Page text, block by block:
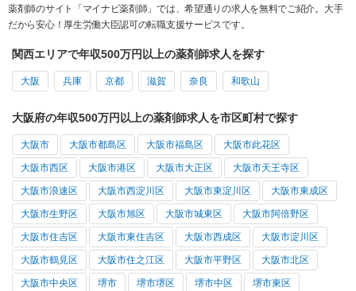
薬剤師のサイト「マイナビ薬剤師」では、希望通りの求人を無料でご紹介。大手
だから安心！厚生労働大臣認可の転職支援サービスです。
関西エリアで年収500万円以上の薬剤師求人を探す
大阪 兵庫 京都 滋賀 奈良 和歌山
大阪府の年収500万円以上の薬剤師求人を市区町村で探す
大阪市 大阪市都島区 大阪市福島区 大阪市此花区
大阪市西区 大阪市港区 大阪市大正区 大阪市天王寺区
大阪市浪速区 大阪市西淀川区 大阪市東淀川区 大阪市東成区
大阪市生野区 大阪市旭区 大阪市城東区 大阪市阿倍野区
大阪市住吉区 大阪市東住吉区 大阪市西成区 大阪市淀川区
大阪市鶴見区 大阪市住之江区 大阪市平野区 大阪市北区
大阪市中央区 堺市 堺市堺区 堺市中区 堺市東区